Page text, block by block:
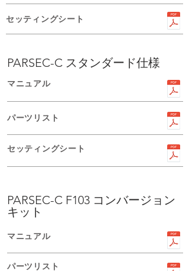
セッティングシート
PARSEC-C スタンダード仕様
​マニュアル
パーツリスト
セッティングシート
PARSEC-C F103 コンバージョン
キット
​マニュアル
パーツリスト